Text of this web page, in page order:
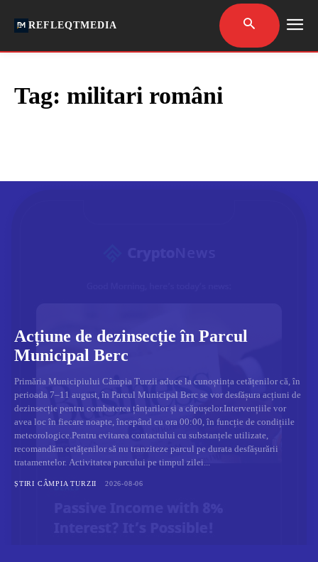
REFLEQTMEDIA
Tag: militari români
Acțiune de dezinsecție în Parcul
Municipal Berc
Primăria Municipiului Câmpia Turzii aduce la cunoștința cetățenilor că, în
perioada 7–11 august, în Parcul Municipal Berc se vor desfășura acțiuni de
dezinsecție pentru combaterea țânțarilor și a căpușelor.Intervențiile vor
avea loc în fiecare noapte, începând cu ora 00:00, în funcție de condițiile
meteorologice.Pentru evitarea contactului cu substanțele utilizate,
recomandăm cetățenilor să nu tranziteze parcul pe durata desfășurării
tratamentelor. Activitatea parcului pe timpul zilei...
ȘTIRI CÂMPIA TURZII 2026-08-06